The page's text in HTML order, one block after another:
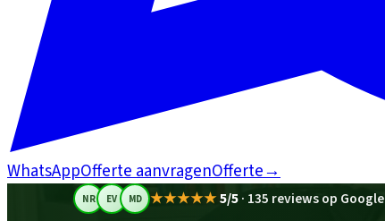
WhatsAppOfferte aanvragenOfferte→
NR EV MD ★★★★★5/5· 135 reviews op Google